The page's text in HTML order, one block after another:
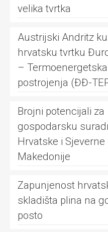
velika tvrtka
Austrijski Andritz
hrvatsku tvrtku
– Termoenergetska
postrojenja (ĐĐ-
Brojni potencijali za
gospodarsku
Hrvatske i Sjeverne
Makedonije
Zapunjenost
skladišta plina na
posto